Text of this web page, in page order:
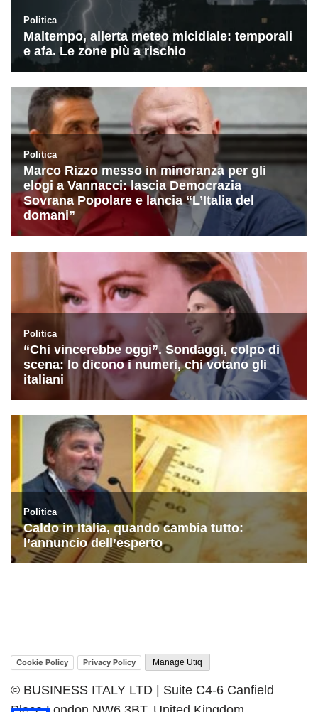
Cookie Policy Privacy Policy Manage Utiq
© BUSINESS ITALY LTD | Suite C4-6 Canfield